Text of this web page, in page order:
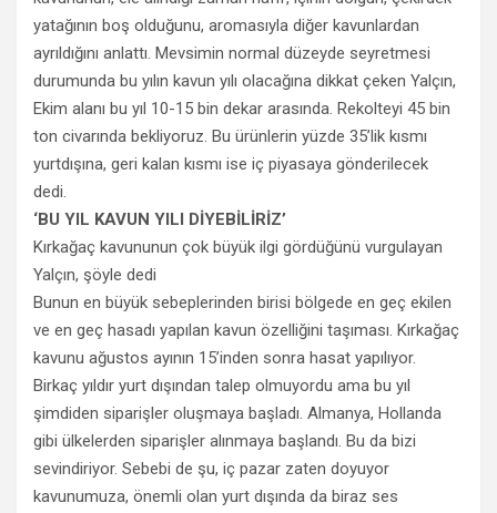
yatağının boş olduğunu, aromasıyla diğer kavunlardan
ayrıldığını anlattı. Mevsimin normal düzeyde seyretmesi
durumunda bu yılın kavun yılı olacağına dikkat çeken Yalçın,
Ekim alanı bu yıl 10-15 bin dekar arasında. Rekolteyi 45 bin
ton civarında bekliyoruz. Bu ürünlerin yüzde 35’lik kısmı
yurtdışına, geri kalan kısmı ise iç piyasaya gönderilecek
dedi.
‘BU YIL KAVUN YILI DİYEBİLİRİZ’
Kırkağaç kavununun çok büyük ilgi gördüğünü vurgulayan
Yalçın, şöyle dedi
Bunun en büyük sebeplerinden birisi bölgede en geç ekilen
ve en geç hasadı yapılan kavun özelliğini taşıması. Kırkağaç
kavunu ağustos ayının 15’inden sonra hasat yapılıyor.
Birkaç yıldır yurt dışından talep olmuyordu ama bu yıl
şimdiden siparişler oluşmaya başladı. Almanya, Hollanda
gibi ülkelerden siparişler alınmaya başlandı. Bu da bizi
sevindiriyor. Sebebi de şu, iç pazar zaten doyuyor
kavunumuza, önemli olan yurt dışında da biraz ses